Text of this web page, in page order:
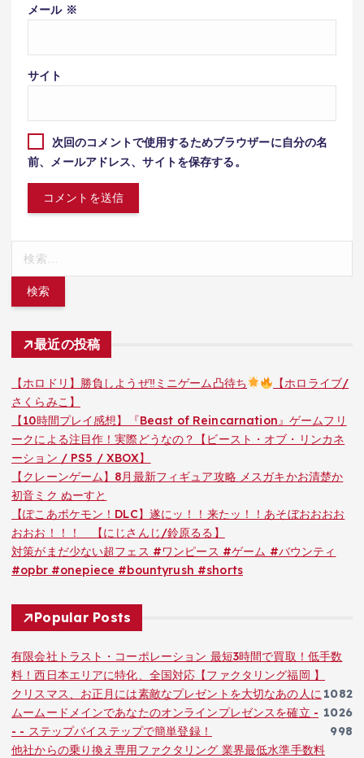
メール ※
サイト
次回のコメントで使用するためブラウザーに自分の名
前、メールアドレス、サイトを保存する。
最近の投稿
【ホロドリ】勝負しようぜ‼ミニゲーム凸待ち
【ホロライブ/
さくらみこ】
【10時間プレイ感想】『Beast of Reincarnation』ゲームフリ
ークによる注目作！実際どうなの？【ビースト・オブ・リンカネ
ーション / PS5 / XBOX】
【クレーンゲーム】8月最新フィギュア攻略 メスガキかお清楚か
初音ミク ぬーすと
【ぽこあポケモン！DLC】遂にッ！！来たッ！！あそぼおおおお
おおお！！！ 【にじさんじ/鈴原るる】
対策がまだ少ない超フェス #ワンピース #ゲーム #バウンティ
#opbr #onepiece #bountyrush #shorts
Popular Posts
有限会社トラスト・コーポレーション 最短3時間で買取！低手数
料！西日本エリアに特化、全国対応【ファクタリング福岡 】
1082
クリスマス、お正月には素敵なプレゼントを大切なあの人に
1026
ムームードメインであなたのオンラインプレゼンスを確立 -
- - ステップバイステップで簡単登録！
998
他社からの乗り換え専用ファクタリング 業界最低水準手数料